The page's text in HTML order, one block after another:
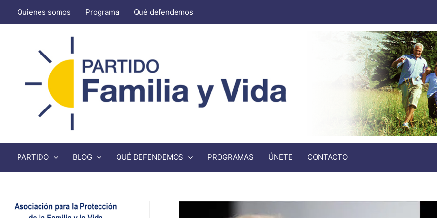
Quienes somos Programa Qué defendemos
PARTIDO BLOG QUÉ DEFENDEMOS PROGRAMAS ÚNETE CONTACTO